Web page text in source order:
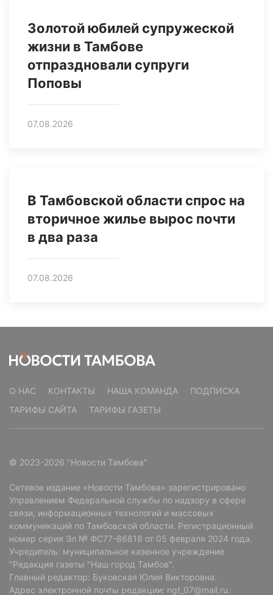
Золотой юбилей супружеской
жизни в Тамбове
отпраздновали супруги
Поповы
07.08.2026
В Тамбовской области спрос на
вторичное жилье вырос почти
в два раза
07.08.2026
О НАС КОНТАКТЫ НАША КОМАНДА
ПОДПИСКА
ТАРИФЫ САЙТА
ТАРИФЫ ГАЗЕТЫ
© 2023-2026 "Новости Тамбова"
Сетевое издание «Новости Тамбова» зарегистрировано
Управлением Федеральной службы по надзору в сфере
связи, информационных технологий и массовых
коммуникаций по Тамбовской области. Регистрационный
номер серия Эл № ФС77-86818 от 05 февраля 2024 года.
Учредитель: муниципальное казенное учреждение
"Редакция газеты "Наш город Тамбов".
Главный редактор: Буковская Юлия Викторовна.
Адрес электронной почты редакции: ngt_07@mail.ru.